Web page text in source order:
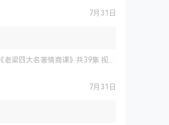
7月31日
《老梁四大名著情商课》共39集 视频课程
7月31日